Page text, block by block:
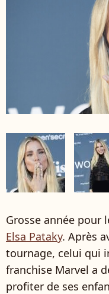
Grosse année pour
Elsa Pataky. Après
tournage, celui qui
franchise Marvel a
profiter de ses